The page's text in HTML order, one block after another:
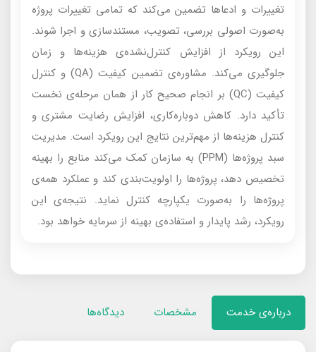
تغییرات و ادعاها تضمین می‌کند که تمامی تغییرات پروژه
به‌صورت اصولی بررسی، تصویب، مستندسازی و اجرا شوند.
این رویکرد از افزایش کنترل‌نشده‌ی هزینه‌ها و زمان
جلوگیری می‌کند. مشاوره‌ی تضمین کیفیت (QA) و کنترل
کیفیت (QC) بر انجام صحیح کار از همان مرحله‌ی نخست
تأکید دارد. کاهش دوباره‌کاری، افزایش رضایت مشتری و
کنترل هزینه‌ها از مهم‌ترین نتایج این رویکرد است. مدیریت
سبد پروژه‌ها (PPM) به سازمان کمک می‌کند منابع را بهینه
تخصیص دهد، پروژه‌ها را اولویت‌بندی کند و عملکرد همه‌ی
پروژه‌ها را به‌صورت یکپارچه کنترل نماید. نتیجه‌ی این
رویکرد، رشد پایدار و استفاده‌ی بهینه از سرمایه خواهد بود.
درباره‌ی خدمت مشخصات دیدگاه‌ها